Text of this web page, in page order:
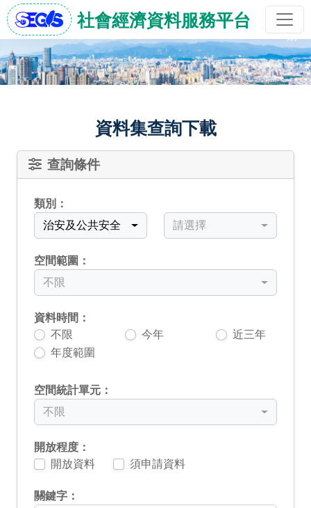
社會經濟資料服務平台
資料集查詢下載
查詢條件
類別：
中類
治安及公共安全
小類 請選擇
空間範圍：
不限
資料時間：
不限
今年
近三年
年度範圍
空間統計單元：
不限
開放程度：
開放資料
須申請資料
關鍵字：